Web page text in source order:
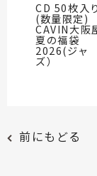
CD 50枚入
(数量限定)
CAVIN大阪
夏の福袋
2026(ジャ
ズ）
前にもどる